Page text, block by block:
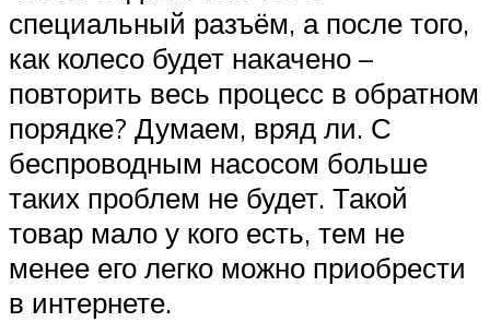
специальный разъём, а после того,
как колесо будет накачено –
повторить весь процесс в обратном
порядке? Думаем, вряд ли. С
беспроводным насосом больше
таких проблем не будет. Такой
товар мало у кого есть, тем не
менее его легко можно приобрести
в интернете.